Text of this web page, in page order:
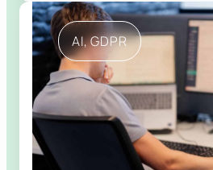
gebeurt. Twee
AI, GDPR